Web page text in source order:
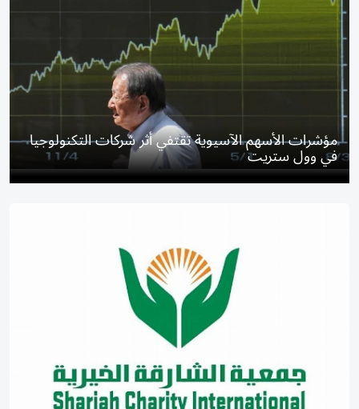
مؤشرات الأسهم الآسيوية تقتفي أثر شركات التكنولوجيا
في وول ستريت